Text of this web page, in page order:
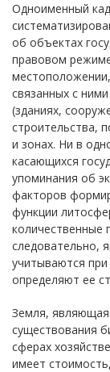
Одноименный
об объектах
правовом
связанных с
(зданиях,
строительства,
и зонах. Ни в
касающихся
упоминания об
факторов
функции
количественные
следовательно,
учитываются
определяют ее
Земля,
существования
сферах
имеет